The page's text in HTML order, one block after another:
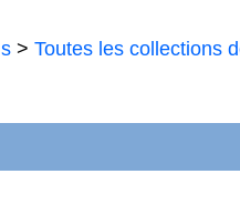
>Toutes les collections